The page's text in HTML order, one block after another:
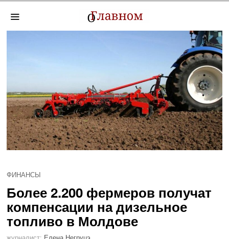
ФИНАНСЫ
Более 2.200 фермеров получат
компенсации на дизельное
топливо в Молдове